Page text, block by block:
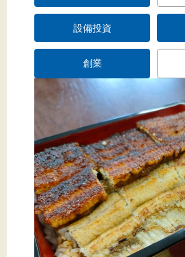
設備投資
創業